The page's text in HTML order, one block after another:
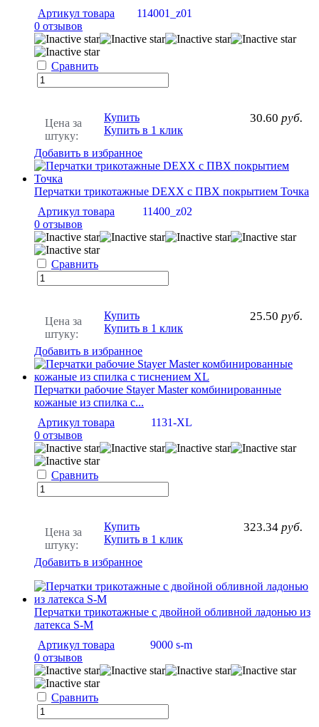
Артикул товара
114001_z01
0 отзывов
Сравнить
Цена за
штуку:
30.60 руб.
Купить
Купить в 1 клик
Добавить в избранное
Перчатки трикотажные DEXX с ПВХ покрытием Точка
Артикул товара
11400_z02
0 отзывов
Сравнить
Цена за
штуку:
25.50 руб.
Купить
Купить в 1 клик
Добавить в избранное
Перчатки рабочие Stayer Master комбинированные
кожаные из спилка с...
Артикул товара
1131-XL
0 отзывов
Сравнить
Цена за
штуку:
323.34 руб.
Купить
Купить в 1 клик
Добавить в избранное
Перчатки трикотажные с двойной обливной ладонью из
латекса S-M
Артикул товара
9000 s-m
0 отзывов
Сравнить